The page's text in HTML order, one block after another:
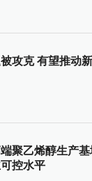
攻克 有望推动
聚乙烯醇生产
控水平